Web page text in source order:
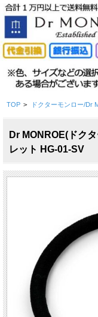
TOP > ドクターモンロー/Dr
Dr MONROE(ドク
レット HG-01-SV